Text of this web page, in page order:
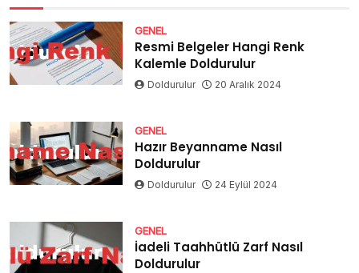
GENEL
Resmi Belgeler Hangi Renk
Kalemle Doldurulur
Doldurulur 20 Aralık 2024
GENEL
Hazır Beyanname Nasıl
Doldurulur
Doldurulur 24 Eylül 2024
GENEL
İadeli Taahhütlü Zarf Nasıl
Doldurulur